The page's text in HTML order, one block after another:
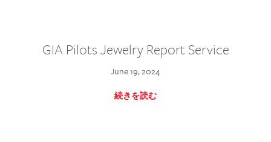
GIA Pilots Jewelry Report Service
June 19, 2024
続きを読む